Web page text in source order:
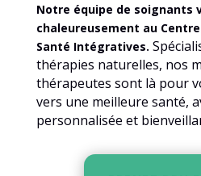
Notre équipe de soignants
chaleureusement au
Santé Intégratives.
thérapies naturelles, nos
thérapeutes sont là pour
vers une meilleure santé,
personnalisée et